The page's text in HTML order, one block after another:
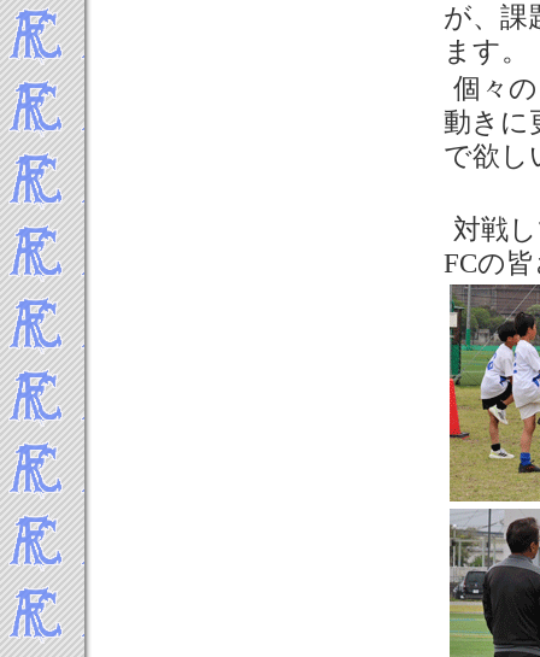
が、課
ます。
個々
動きに
で欲し
対戦
FCの